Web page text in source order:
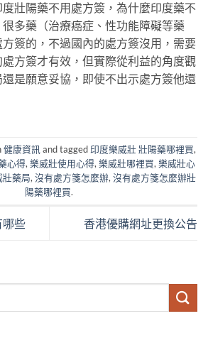
壯陽藥不用處方簽，為什麼印度藥不
多藥（治療癌症、性功能障礙等藥
簽的，不過國內的處方簽沒用，需要
方簽才有效，但實際從利益的角度觀
是願意妥協，即使不出示處方簽他還
健康資訊and tagged印度樂威壯 壯陽藥哪裡買,
心得,樂威壯使用心得,樂威壯哪裡買,樂威壯心
壯藥局,沒有處方箋怎麼辦,沒有處方箋怎麼辦壯
陽藥哪裡買.
哪些 香港優購網址更換公告